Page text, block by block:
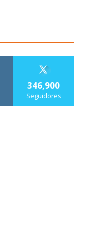
346,900
Seguidores